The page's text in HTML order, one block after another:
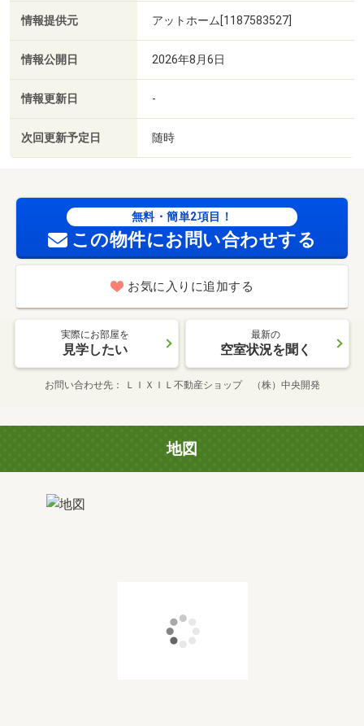
情報提供元 アットホーム[1187583527]
情報公開日 2026年8月6日
情報更新日 -
次回更新予定日 随時
無料・簡単2項目！
この物件にお問い合わせする
お気に入りに追加する
実際にお部屋を
見学したい
最新の
空室状況を聞く
お問い合わせ先 ＬＩＸＩＬ不動産ショップ （株）中央開発
地図